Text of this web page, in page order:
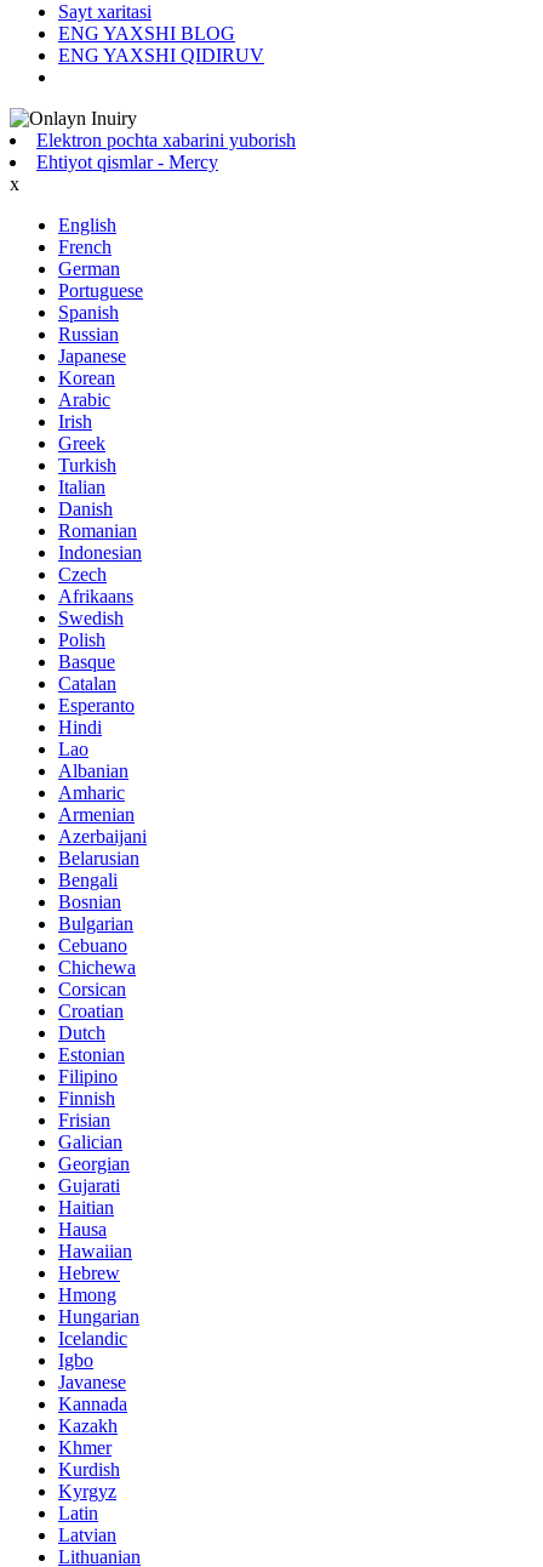
Sayt xaritasi
ENG YAXSHI BLOG
ENG YAXSHI QIDIRUV
Elektron pochta xabarini yuborish
Ehtiyot qismlar - Mercy
x
English
French
German
Portuguese
Spanish
Russian
Japanese
Korean
Arabic
Irish
Greek
Turkish
Italian
Danish
Romanian
Indonesian
Czech
Afrikaans
Swedish
Polish
Basque
Catalan
Esperanto
Hindi
Lao
Albanian
Amharic
Armenian
Azerbaijani
Belarusian
Bengali
Bosnian
Bulgarian
Cebuano
Chichewa
Corsican
Croatian
Dutch
Estonian
Filipino
Finnish
Frisian
Galician
Georgian
Gujarati
Haitian
Hausa
Hawaiian
Hebrew
Hmong
Hungarian
Icelandic
Igbo
Javanese
Kannada
Kazakh
Khmer
Kurdish
Kyrgyz
Latin
Latvian
Lithuanian